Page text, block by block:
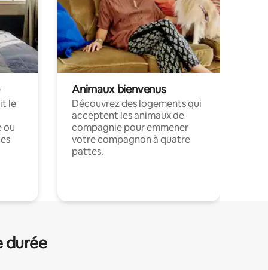
le
ou
Animaux bienvenus
Découvrez des logements qui
acceptent les animaux de
compagnie pour emmener
votre compagnon à quatre
pattes.
durée